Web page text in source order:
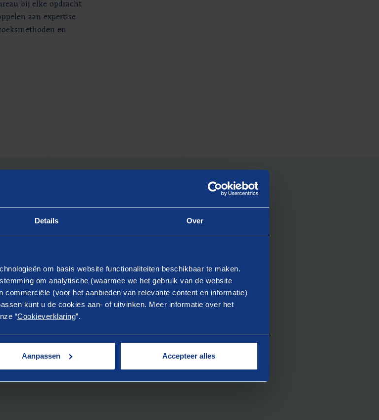
Details Over
om basis website functionaliteiten beschikbaar te maken.
om analytische (waarmee we het gebruik van de website
commerciële (voor het aanbieden van relevante content en informatie)
kunt u de cookies aan- of uitvinken. Meer informatie over het
“Cookieverklaring”.
Aanpassen Accepteer alles
bij elke opdracht
aan expertise
en
informatie door middel van het uitvoeren